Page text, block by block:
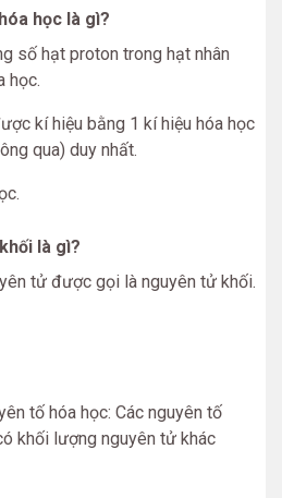
học là gì?
số hạt proton trong hạt nhân
học.
kí hiệu bằng 1 kí hiệu hóa học
qua) duy nhất.
là gì?
tử được gọi là nguyên tử khối.
tố hóa học: Các nguyên tố
khối lượng nguyên tử khác